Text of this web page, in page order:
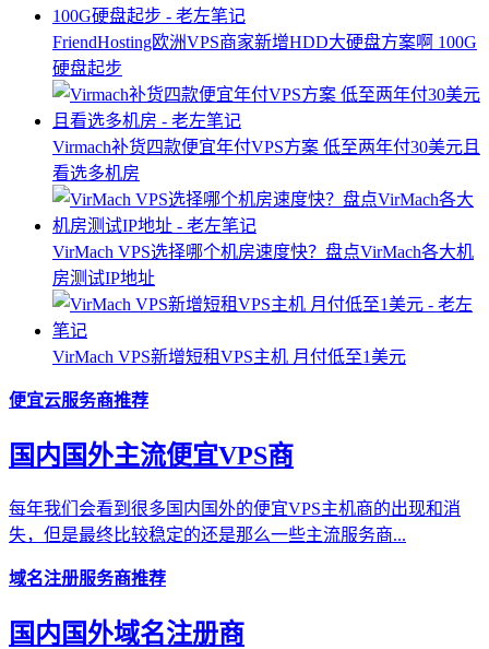
FriendHosting欧洲VPS商家新增HDD大硬盘方案啊 100G
硬盘起步
Virmach补货四款便宜年付VPS方案 低至两年付30美元且
看选多机房
VirMach VPS选择哪个机房速度快？盘点VirMach各大机
房测试IP地址
VirMach VPS新增短租VPS主机 月付低至1美元
便宜云服务商推荐
国内国外主流便宜VPS商
每年我们会看到很多国内国外的便宜VPS主机商的出现和消
失，但是最终比较稳定的还是那么一些主流服务商...
域名注册服务商推荐
国内国外域名注册商